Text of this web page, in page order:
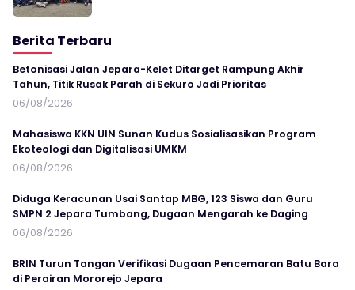
Berita Terbaru
Betonisasi Jalan Jepara-Kelet Ditarget Rampung Akhir
Tahun, Titik Rusak Parah di Sekuro Jadi Prioritas
06/08/2026
Mahasiswa KKN UIN Sunan Kudus Sosialisasikan Program
Ekoteologi dan Digitalisasi UMKM
06/08/2026
Diduga Keracunan Usai Santap MBG, 123 Siswa dan Guru
SMPN 2 Jepara Tumbang, Dugaan Mengarah ke Daging
06/08/2026
BRIN Turun Tangan Verifikasi Dugaan Pencemaran Batu Bara
di Perairan Mororejo Jepara